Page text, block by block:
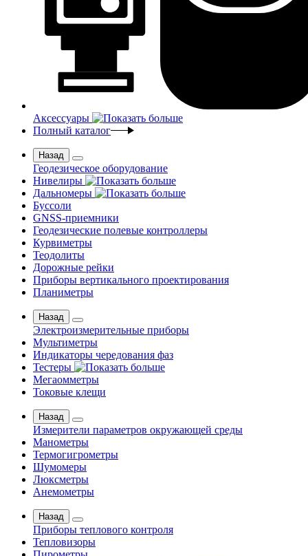
Аксессуары
Полный каталог
Назад
Геодезическое оборудование
Нивелиры
Дальномеры
Буссоли
GNSS-приемники
Геодезические полевые контроллеры
Курвиметры
Теодолиты
Дорожные рейки
Приборы вертикального проектирования
Планиметры
Назад
Электроизмерительные приборы
Мультиметры
Индикаторы чередования фаз
Тестеры
Мегаомметры
Токовые клещи
Назад
Измерители параметров окружающей среды
Манометры
Термогигрометры
Шумомеры
Люксметры
Анемометры
Назад
Приборы теплового контроля
Тепловизоры